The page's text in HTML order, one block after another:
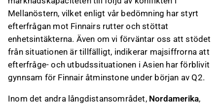
Mellanöstern, vilket enligt vår bedömning har styrt
efterfrågan mot Finnairs rutter och stöttat
enhetsintäkterna. Även om vi förväntar oss att stödet
från situationen är tillfälligt, indikerar majsiffrorna att
efterfråge- och utbudssituationen i Asien har förblivit
gynnsam för Finnair åtminstone under början av Q2.
Inom det andra långdistansområdet, Nordamerika,